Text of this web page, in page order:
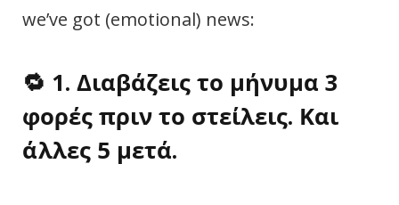
we’ve got (emotional) news:
🔁 1. Διαβάζεις το μήνυμα 3
φορές πριν το στείλεις. Και
άλλες 5 μετά.